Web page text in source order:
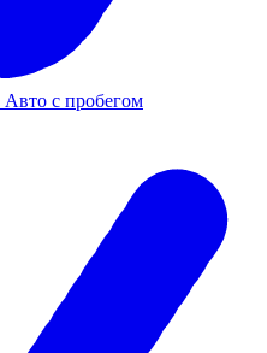
Авто с пробегом